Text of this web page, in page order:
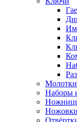
Наборы
Ножовки